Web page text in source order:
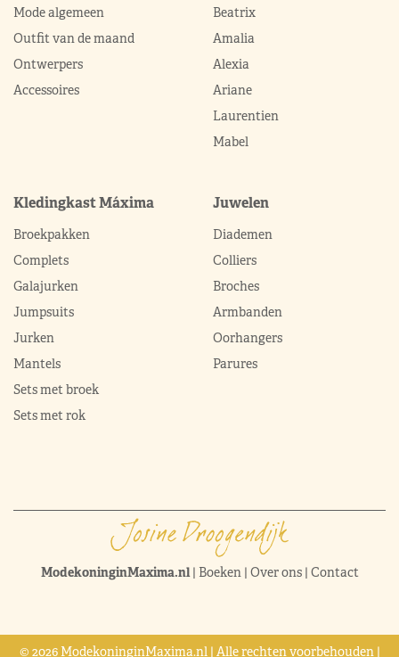
Mode algemeen
Outfit van de maand
Ontwerpers
Accessoires
Beatrix
Amalia
Alexia
Ariane
Laurentien
Mabel
Kledingkast Máxima
Broekpakken
Complets
Galajurken
Jumpsuits
Jurken
Mantels
Sets met broek
Sets met rok
Juwelen
Diademen
Colliers
Broches
Armbanden
Oorhangers
Parures
ModekoninginMaxima.nl| Boeken| Over ons| Contact
© 2026 ModekoninginMaxima.nl | Alle rechten voorbehouden |